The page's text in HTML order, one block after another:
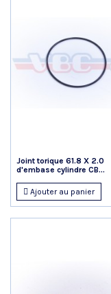
Joint torique 61.8 X 2.0
d'embase cylindre CB...
Ajouter au panier